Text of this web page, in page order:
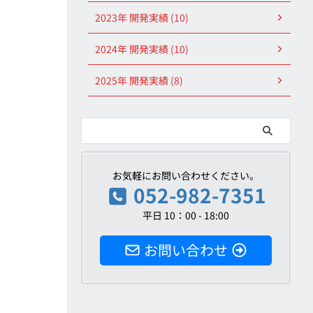
2023年 開発実績 (10)
2024年 開発実績 (10)
2025年 開発実績 (8)
お気軽にお問い合わせください。
052-982-7351
平日 10：00 - 18:00
お問い合わせ